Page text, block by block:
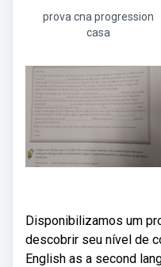
prova cna progression
casa
Disponibilizamos um
descobrir seu nível de
English as a second